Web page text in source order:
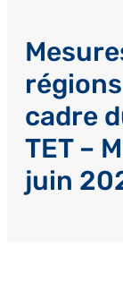
cadre
TET –
juin